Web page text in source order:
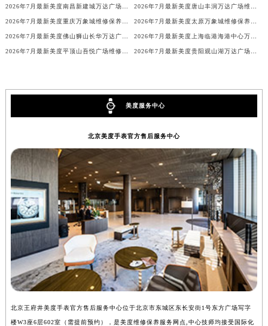
美度服务中心
北京美度手表官方售后服务中心
北京王府井美度手表官方售后服务中心位于北京市东城区东长安街1号东方广场写字
楼W3座6层602室（需提前预约），是美度维修保养服务网点,中心技师均接受国际化